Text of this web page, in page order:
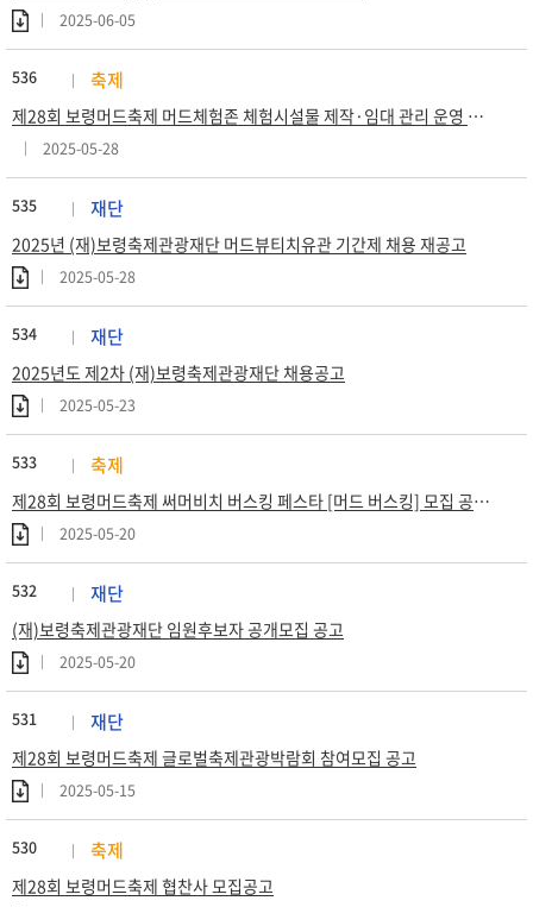
2025-06-05
536 축제
제28회 보령머드축제 머드체험존 체험시설물 제작·임대 관리 운영 용역 우선 협상대상자 공고
2025-05-28
535 재단
2025년 (재)보령축제관광재단 머드뷰티치유관 기간제 채용 재공고
2025-05-28
534 재단
2025년도 제2차 (재)보령축제관광재단 채용공고
2025-05-23
533 축제
제28회 보령머드축제 써머비치 버스킹 페스타 [머드 버스킹] 모집 공고 (연장)
2025-05-20
532 재단
(재)보령축제관광재단 임원후보자 공개모집 공고
2025-05-20
531 재단
제28회 보령머드축제 글로벌축제관광박람회 참여모집 공고
2025-05-15
530 축제
제28회 보령머드축제 협찬사 모집공고